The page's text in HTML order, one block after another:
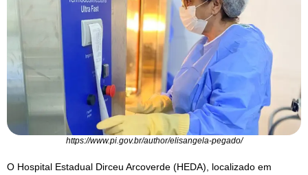
https://www.pi.gov.br/author/elisangela-pegado/
O Hospital Estadual Dirceu Arcoverde (HEDA), localizado em